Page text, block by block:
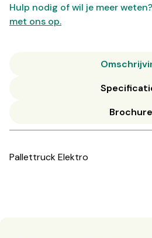
Hulp nodig of wil je meer
met ons op.
Brochure
Pallettruck Elektro